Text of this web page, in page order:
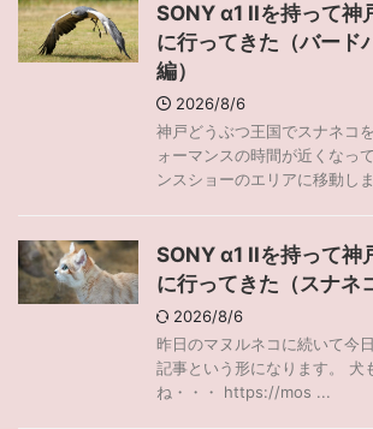
SONY α1 IIを持って神
に行ってきた（バード
編）
2026/8/6
神戸どうぶつ王国でスナネコ
ォーマンスの時間が近くなっ
ンスショーのエリアに移動し
SONY α1 IIを持って神
に行ってきた（スナネ
2026/8/6
昨日のマヌルネコに続いて今
記事という形になります。 犬
ね・・・ https://mos ...